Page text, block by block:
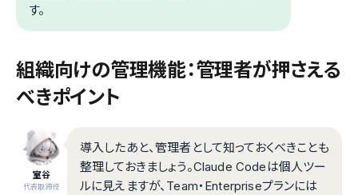
す。
組織向けの管理機能：管理者が押さえる
べきポイント
室谷
代表取締役
導入したあと、管理者として知っておくべきことも
整理しておきましょう。Claude Codeは個人ツー
ルに見えますが、Team・Enterpriseプランには